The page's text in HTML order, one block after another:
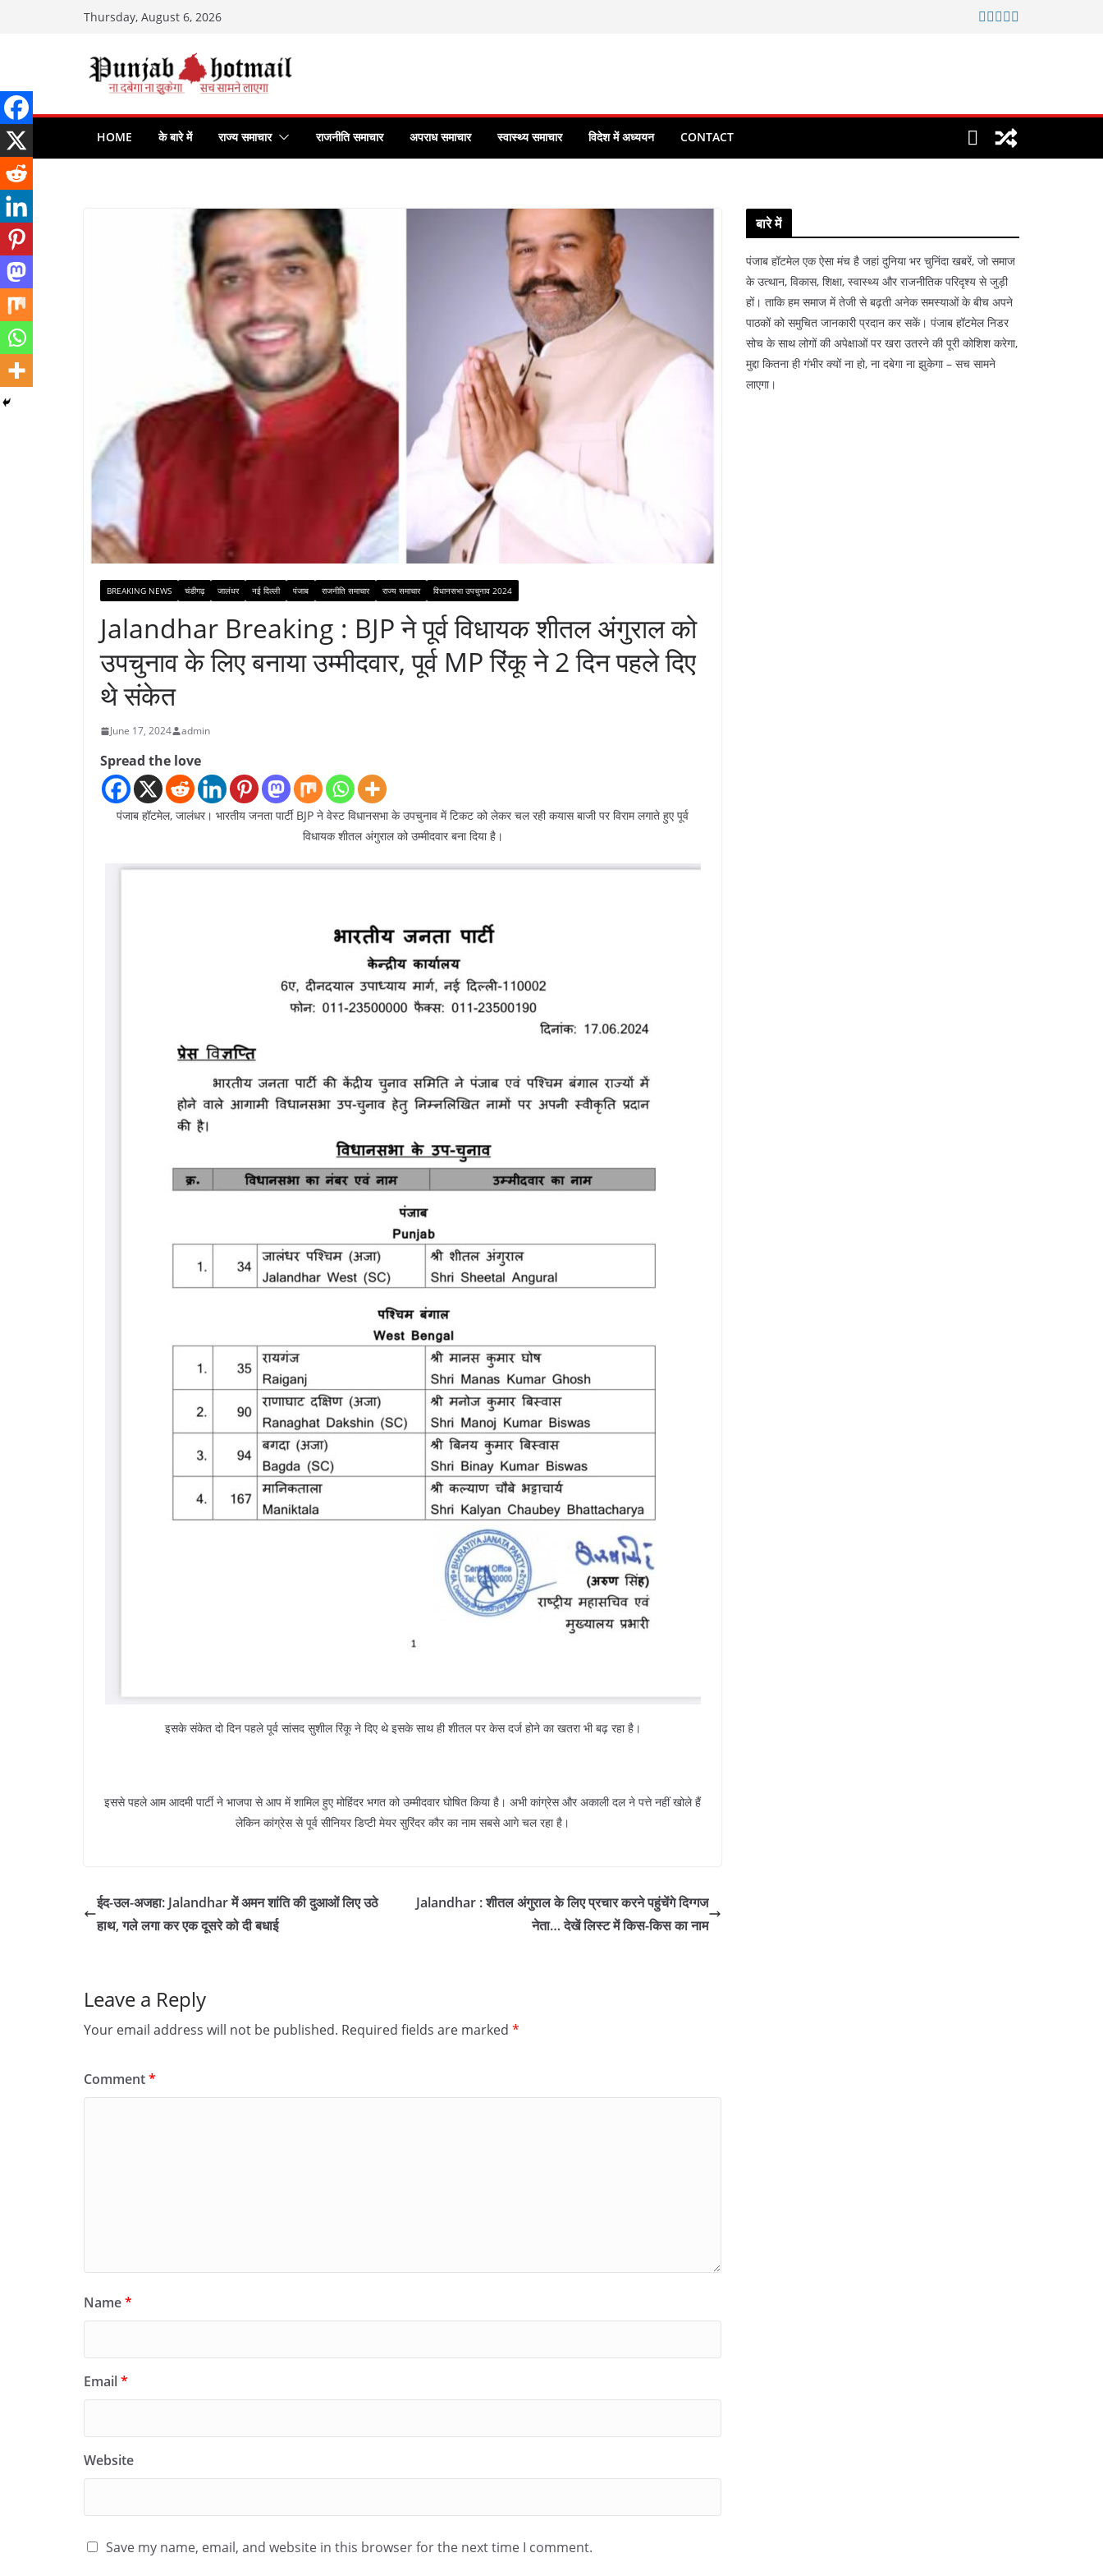
Thursday, August 6, 2026
HOME के बारे में राज्य समाचार राजनीति समाचार अपराध समाचार स्वास्थ्य समाचार विदेश में अध्ययन CONTACT
BREAKING NEWS चंडीगढ़ जालंधर नई दिल्ली पंजाब राजनीति समाचार राज्य समाचार विधानसभा उपचुनाव 2024
Jalandhar Breaking : BJP ने पूर्व विधायक शीतल अंगुराल को
उपचुनाव के लिए बनाया उम्मीदवार, पूर्व MP रिंकू ने 2 दिन पहले दिए
थे संकेत
June 17, 2024 admin
Spread the love
पंजाब हॉटमेल, जालंधर। भारतीय जनता पार्टी BJP ने वेस्ट विधानसभा के उपचुनाव में टिकट को लेकर चल रही कयास बाजी पर विराम लगाते हुए पूर्व
विधायक शीतल अंगुराल को उम्मीदवार बना दिया है।
इसके संकेत दो दिन पहले पूर्व सांसद सुशील रिंकू ने दिए थे इसके साथ ही शीतल पर केस दर्ज होने का खतरा भी बढ़ रहा है।
इससे पहले आम आदमी पार्टी ने भाजपा से आप में शामिल हुए मोहिंदर भगत को उम्मीदवार घोषित किया है। अभी कांग्रेस और अकाली दल ने पत्ते नहीं खोले हैं
लेकिन कांग्रेस से पूर्व सीनियर डिप्टी मेयर सुरिंदर कौर का नाम सबसे आगे चल रहा है।
ईद-उल-अजहा: Jalandhar में अमन शांति की दुआओं लिए उठे
हाथ, गले लगा कर एक दूसरे को दी बधाई
Jalandhar : शीतल अंगुराल के लिए प्रचार करने पहुंचेंगे दिग्गज
नेता… देखें लिस्ट में किस-किस का नाम
Leave a Reply
Your email address will not be published. Required fields are marked *
Comment*
Name*
Email*
Website
Save my name, email, and website in this browser for the next time I comment.
बारे में
पंजाब हॉटमेल एक ऐसा मंच है जहां दुनिया भर चुनिंदा खबरें, जो समाज
के उत्थान, विकास, शिक्षा, स्वास्थ्य और राजनीतिक परिदृश्य से जुड़ी
हों। ताकि हम समाज में तेजी से बढ़ती अनेक समस्याओं के बीच अपने
पाठकों को समुचित जानकारी प्रदान कर सकें। पंजाब हॉटमेल निडर
सोच के साथ लोगों की अपेक्षाओं पर खरा उतरने की पूरी कोशिश करेगा,
मुद्दा कितना ही गंभीर क्यों ना हो, ना दबेगा ना झुकेगा – सच सामने
लाएगा।